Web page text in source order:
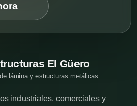
El Güero
lámina y estructuras metálicas
industriales, comerciales y